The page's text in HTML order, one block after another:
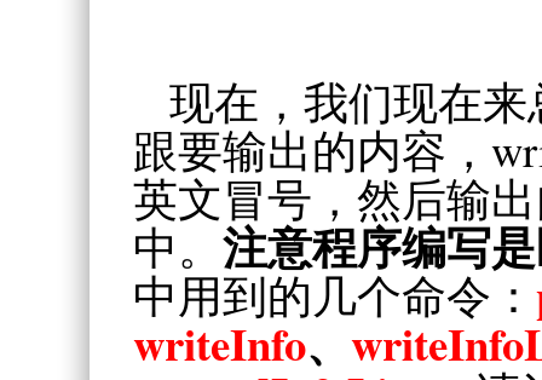
现在，我们现在
跟要输出的内容，
英文冒号，然后输
中。 注意程序编写
中用到的几个命令：
writeInfo、